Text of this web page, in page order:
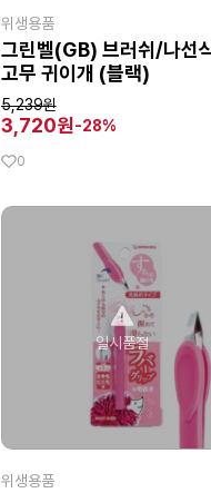
위생용품
그린벨(GB) 브러쉬/나선
고무 귀이개 (블랙)
5,239원
3,720원-28%
0
일시품절
위생용품